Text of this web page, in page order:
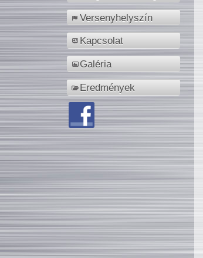
Versenyhelyszín
Kapcsolat
Galéria
Eredmények